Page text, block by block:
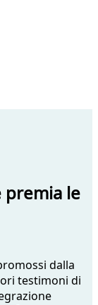
le
dalla
testimoni di